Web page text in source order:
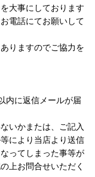
大事にしております
電話にてお願いして
りますのでご協力を
内に返信メールが届
いかまたは、ご記入
により当店より送信
ってしまった事等が
上お問合せいただく